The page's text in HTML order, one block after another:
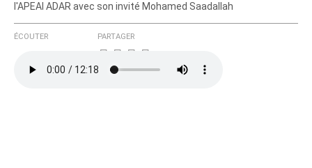
l'APEAI ADAR avec son invité Mohamed Saadallah
ÉCOUTER PARTAGER